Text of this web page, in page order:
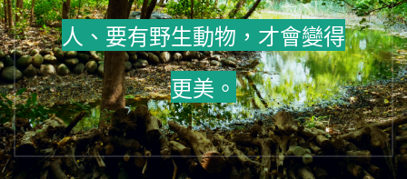
人、要有野生動物，才會變得
更美。